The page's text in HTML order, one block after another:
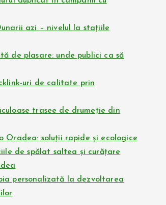
azi – nivelul la stațiile
de plasare: unde publici ca să
uri de calitate prin
trasee de drumeție din
Oradea: soluții rapide și ecologice
de spălat saltea și curățare
personalizată la dezvoltarea